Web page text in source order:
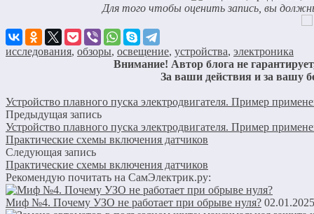
Для того чтобы оценить запись, вы
исследования, обзоры, освещение, устройства, электроника
Внимание! Автор блога не
За ваши действия и за вашу
Устройство плавного пуска электродвигателя. Пример
Предыдущая запись
Устройство плавного пуска электродвигателя. Пример
Практические схемы включения датчиков
Следующая запись
Практические схемы включения датчиков
Рекомендую почитать на СамЭлектрик.ру:
Миф №4. Почему УЗО не работает при обрыве нуля? 02.01.2025